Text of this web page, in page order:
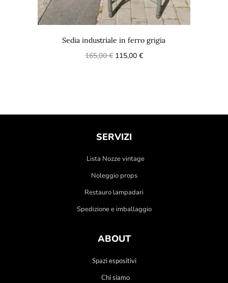
Sedia industriale in ferro grigia
165,00€ 115,00 €
SERVIZI
Lista Nozze vintage
Noleggio props
Restauro lampadari
Spedizione e imballaggio
ABOUT
Spazi espositivi
Chi siamo